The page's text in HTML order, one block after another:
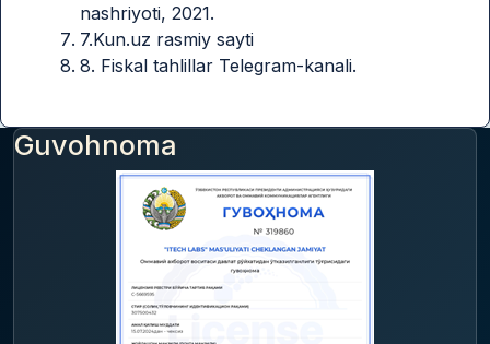
nashriyoti, 2021.
7.Kun.uz rasmiy sayti
8. Fiskal tahlillar Telegram-kanali.
Guvohnoma